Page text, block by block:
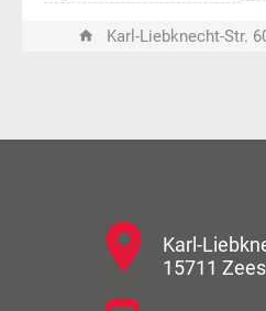
Karl-Liebknecht-Str.
Karl-
15711